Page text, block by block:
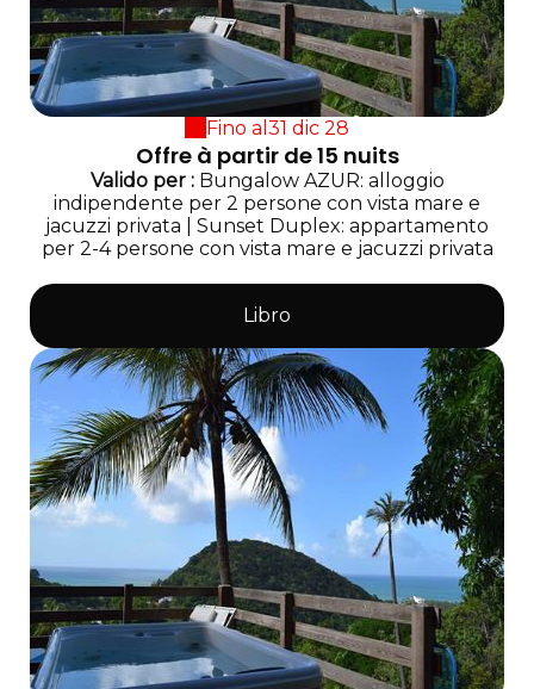
Fino al 31 dic 28
Offre à partir de 15 nuits
Valido per:Bungalow AZUR: alloggio
indipendente per 2 persone con vista mare e
jacuzzi privata
Sunset Duplex: appartamento
per 2-4 persone con vista mare e jacuzzi privata
Libro